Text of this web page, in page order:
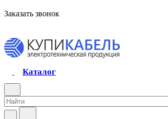
Заказать звонок
Каталог